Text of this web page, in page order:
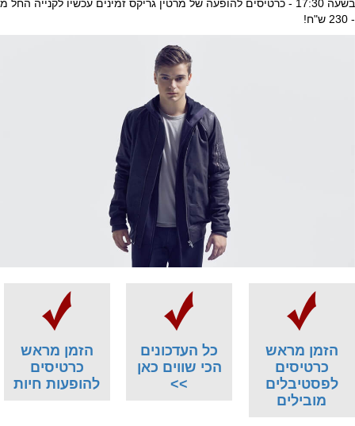
בשעה 17:30 - כרטיסים להופעה של מרטין גריקס זמינים עכשיו לקנייה החל מ
- 230 ש"ח!
הזמן מראש
כרטיסים
לפסטיבלים
מובילים
כל העדכונים
הכי שווים כאן
>>
הזמן מראש
כרטיסים
להופעות חיות